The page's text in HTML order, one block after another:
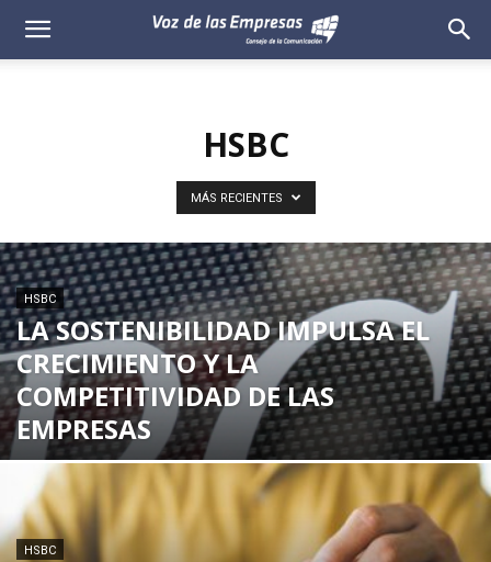
Voz
HSBC
MÁS RECIENTES
HSBC
LA SOSTENIBILIDAD IMPULSA EL
CRECIMIENTO Y LA
COMPETITIVIDAD DE LAS
EMPRESAS
HSBC